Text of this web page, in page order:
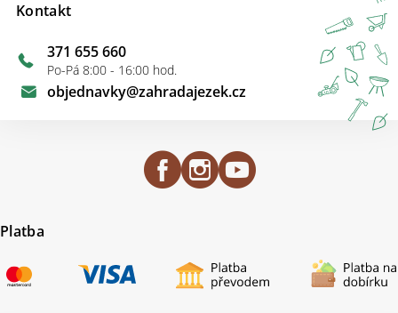
Kontakt
objednavky@zahradajezek.cz
371 655 660
Po-Pá 8:00 - 16:00 hod.
Platba